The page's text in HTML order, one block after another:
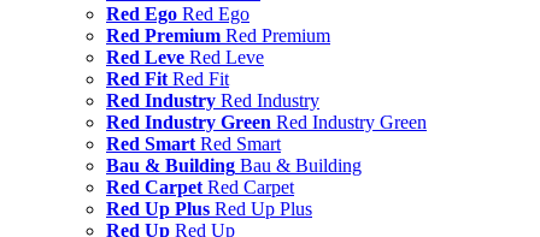
Red Ego Red Ego
Red Premium Red Premium
Red Leve Red Leve
Red Fit Red Fit
Red Industry Red Industry
Red Industry Green Red Industry Green
Red Smart Red Smart
Bau & Building Bau & Building
Red Carpet Red Carpet
Red Up Plus Red Up Plus
Red Up Red Up